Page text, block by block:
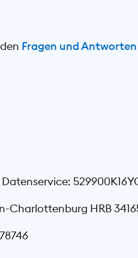
Fragen und Antworten
Charlottenburg HRB